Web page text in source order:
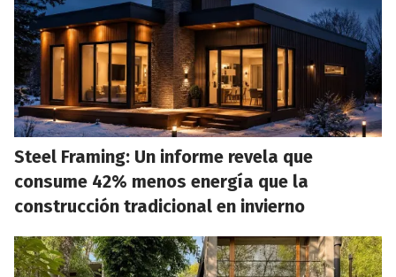
Steel Framing: Un informe revela que
consume 42% menos energía que la
construcción tradicional en invierno